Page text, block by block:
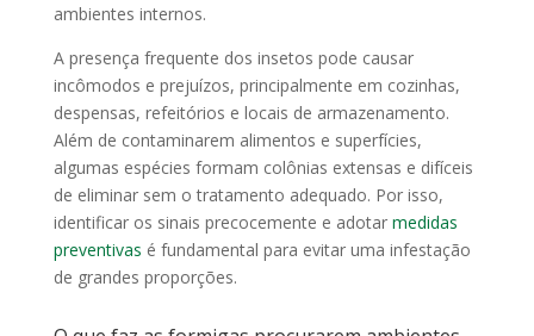
ambientes internos.
A presença frequente dos insetos pode causar
incômodos e prejuízos, principalmente em cozinhas,
despensas, refeitórios e locais de armazenamento.
Além de contaminarem alimentos e superfícies,
algumas espécies formam colônias extensas e difíceis
de eliminar sem o tratamento adequado. Por isso,
identificar os sinais precocemente e adotar medidas
preventivas é fundamental para evitar uma infestação
de grandes proporções.